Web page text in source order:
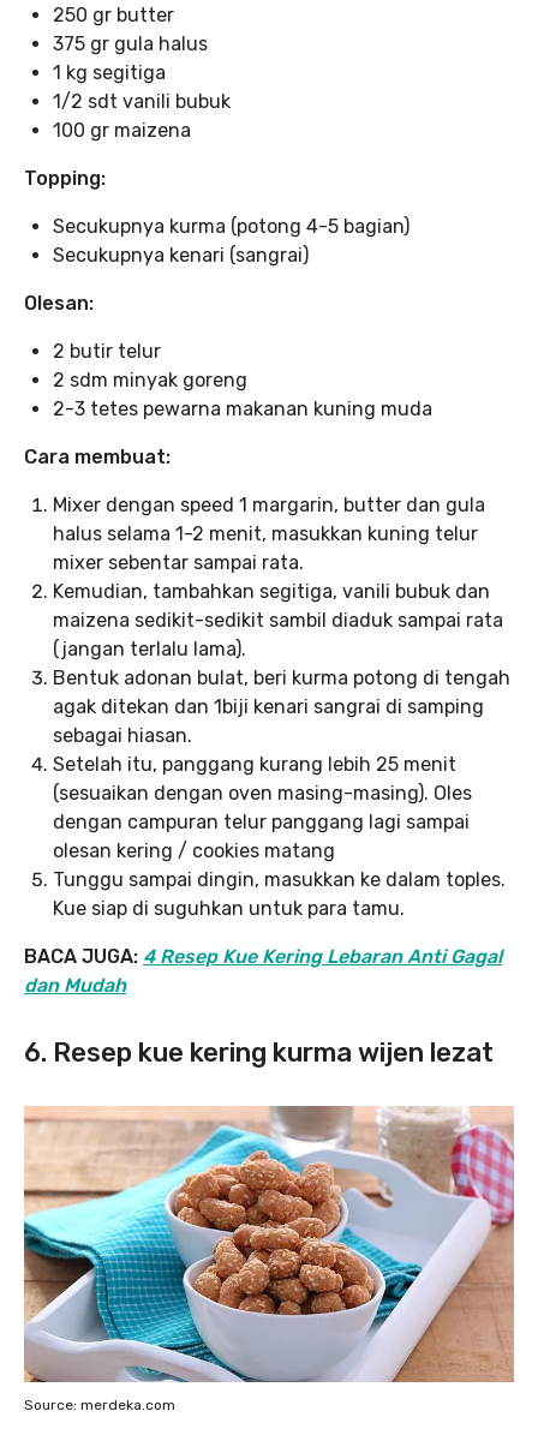
250 gr butter
375 gr gula halus
1 kg segitiga
1/2 sdt vanili bubuk
100 gr maizena
Topping:
Secukupnya kurma (potong 4-5 bagian)
Secukupnya kenari (sangrai)
Olesan:
2 butir telur
2 sdm minyak goreng
2-3 tetes pewarna makanan kuning muda
Cara membuat:
Mixer dengan speed 1 margarin, butter dan gula
halus selama 1-2 menit, masukkan kuning telur
mixer sebentar sampai rata.
Kemudian, tambahkan segitiga, vanili bubuk dan
maizena sedikit-sedikit sambil diaduk sampai rata
(jangan terlalu lama).
Bentuk adonan bulat, beri kurma potong di tengah
agak ditekan dan 1biji kenari sangrai di samping
sebagai hiasan.
Setelah itu, panggang kurang lebih 25 menit
(sesuaikan dengan oven masing-masing). Oles
dengan campuran telur panggang lagi sampai
olesan kering / cookies matang
Tunggu sampai dingin, masukkan ke dalam toples.
Kue siap di suguhkan untuk para tamu.
BACA JUGA: 4 Resep Kue Kering Lebaran Anti Gagal
dan Mudah
6. Resep kue kering kurma wijen lezat
Source: merdeka.com